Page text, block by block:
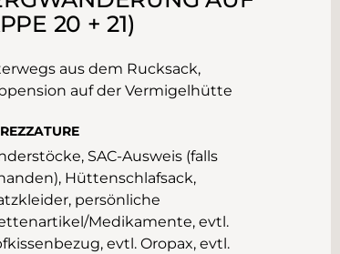
20 + 21)
aus dem Rucksack,
auf der Vermigelhütte
SAC-Ausweis (falls
Hüttenschlafsack,
persönliche
Medikamente, evtl.
evtl. Oropax, evtl.